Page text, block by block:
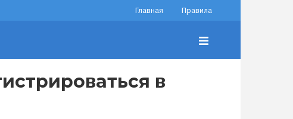
Главная Правила
в